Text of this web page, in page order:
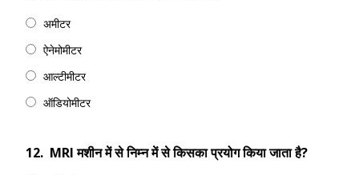
अमीटर
ऐनेमोमीटर
आल्टीमीटर
ऑडियोमीटर
12. MRI मशीन में से निम्न में से किसका प्रयोग किया जाता है?